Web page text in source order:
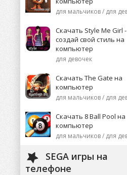
Скачать Style Me Girl -
создай свой стиль на
компьютер
для девочек
Скачать The Gate на
компьютер
Скачать 8 Ball Pool на
компьютер
SEGA игры на
телефоне